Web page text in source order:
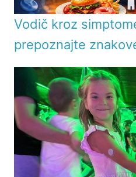
Vodič kroz
prepoznajte